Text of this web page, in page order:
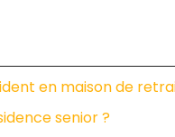
en maison de
senior ?